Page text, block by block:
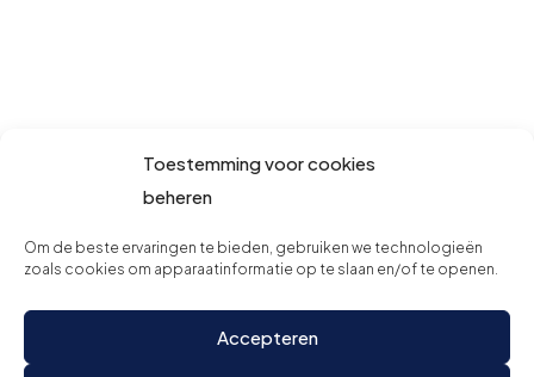
Toestemming voor cookies
beheren
Om de beste ervaringen te bieden, gebruiken we technologieën
zoals cookies om apparaatinformatie op te slaan en/of te openen.
Accepteren